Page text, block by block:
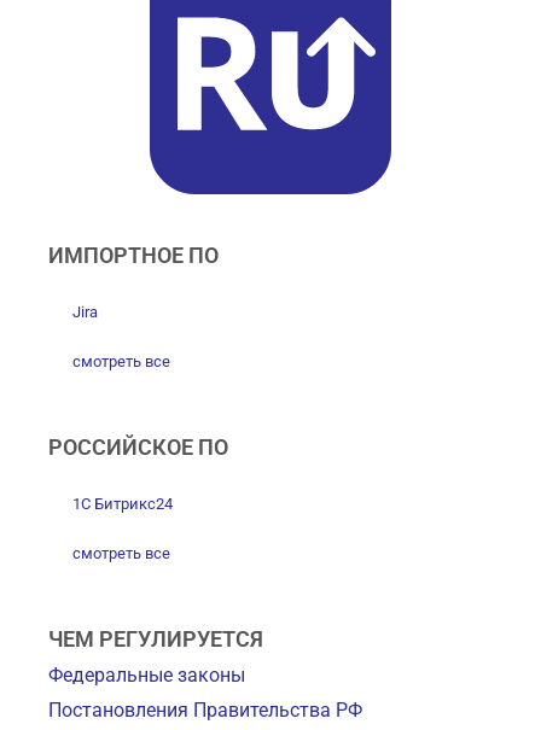
ИМПОРТНОЕ ПО
Jira
смотреть все
РОССИЙСКОЕ ПО
1С Битрикс24
смотреть все
ЧЕМ РЕГУЛИРУЕТСЯ
Федеральные законы
Постановления Правительства РФ